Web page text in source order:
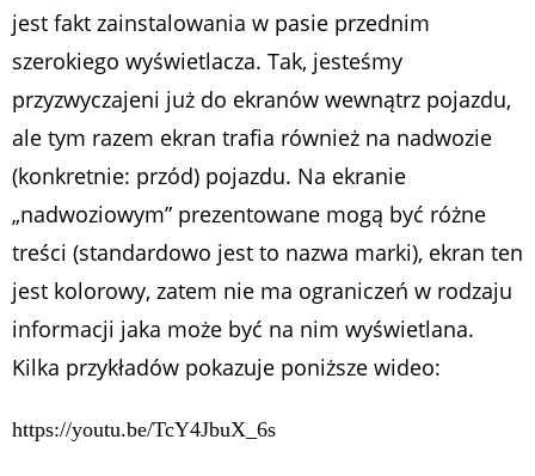
jest fakt zainstalowania w pasie przednim
szerokiego wyświetlacza. Tak, jesteśmy
przyzwyczajeni już do ekranów wewnątrz pojazdu,
ale tym razem ekran trafia również na nadwozie
(konkretnie: przód) pojazdu. Na ekranie
„nadwoziowym” prezentowane mogą być różne
treści (standardowo jest to nazwa marki), ekran ten
jest kolorowy, zatem nie ma ograniczeń w rodzaju
informacji jaka może być na nim wyświetlana.
Kilka przykładów pokazuje poniższe wideo:
https://youtu.be/TcY4JbuX_6s